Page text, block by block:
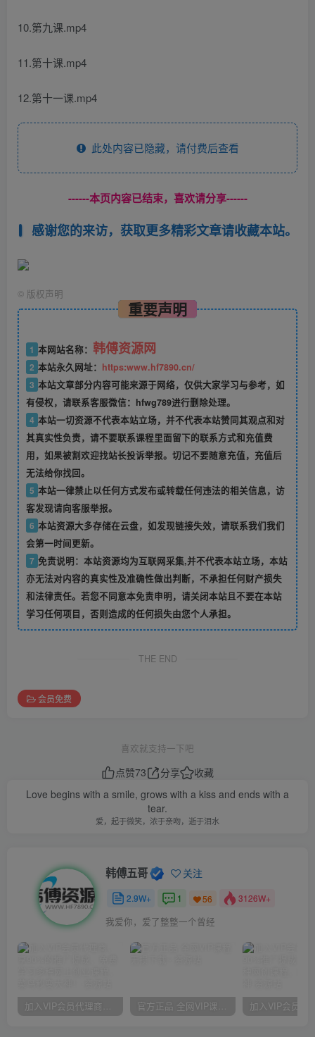
10.第九课.mp4
11.第十课.mp4
12.第十一课.mp4
此处内容已隐藏，请付费后查看
------本页内容已结束，喜欢请分享------
感谢您的来访，获取更多精彩文章请收藏本站。
© 版权声明
重要声明
1 本网站名称： 韩傅资源网
2 本站永久网址： https:www.hf7890.cn/
3 本站文章部分内容可能来源于网络，仅供大家学习与参考，如
有侵权，请联系客服微信：hfwg789进行删除处理。
4 本站一切资源不代表本站立场，并不代表本站赞同其观点和对
其真实性负责，请不要联系课程里面留下的联系方式和充值费
用，如果被割欢迎找站长投诉举报。切记不要随意充值，充值后
无法给你找回。
5 本站一律禁止以任何方式发布或转载任何违法的相关信息，访
客发现请向客服举报。
6 本站资源大多存储在云盘，如发现链接失效，请联系我们我们
会第一时间更新。
7 免责说明：本站资源均为互联网采集,并不代表本站立场，本站
亦无法对内容的真实性及准确性做出判断，不承担任何财产损失
和法律责任。若您不同意本免责申明，请关闭本站且不要在本站
学习任何项目，否则造成的任何损失由您个人承担。
THE END
会员免费
喜欢就支持一下吧
点赞73 分享
收藏
Love begins with a smile, grows with a kiss and ends with a
tear.
爱，起于微笑，浓于亲吻，逝于泪水
韩傅五哥 关注
2.9W+ 1 56 3126W+
我爱你，爱了整整一个曾经
加入VIP会员代理商，享90%的推广提成，免费学习多种网上创业课程，菜鸟秒变大神！ 官方正品 全网VIP课程 无损下载~